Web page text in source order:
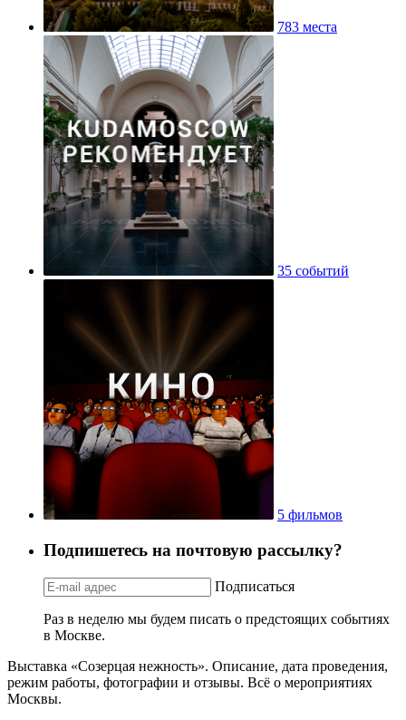
783 места
35 событий
5 фильмов
Подпишетесь на почтовую рассылку?
Подписаться
Раз в неделю мы будем писать о предстоящих событиях
в Москве.
Выставка «Созерцая нежность». Описание, дата проведения,
режим работы, фотографии и отзывы. Всё о мероприятиях
Москвы.